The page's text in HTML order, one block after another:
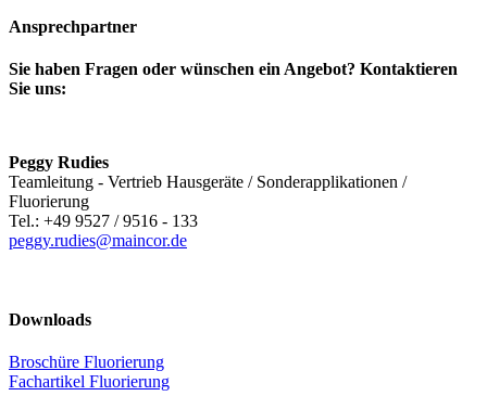
Ansprechpartner
Sie haben Fragen oder wünschen ein Angebot? Kontaktieren
Sie uns:
Peggy Rudies
Teamleitung - Vertrieb Hausgeräte / Sonderapplikationen /
Fluorierung
Tel.: +49 9527 / 9516 - 133
peggy.rudies@maincor.de
Downloads
Broschüre Fluorierung
Fachartikel Fluorierung